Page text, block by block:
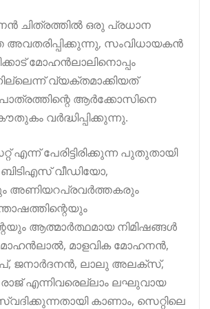
ചിത്രത്തിൽ ഒരു പ്രധാന
അവതരിപ്പിക്കുന്നു, സംവിധായകൻ
മോഹൻലാലിനൊപ്പം
വ്യക്തമാക്കിയത്
ആർക്കോസിനെ
കൗതുകം വർദ്ധിപ്പിക്കുന്നു.
എന്ന് പേരിട്ടിരിക്കുന്ന പുതുതായി
ബിടിഎസ് വീഡിയോ,
അണിയറപ്രവർത്തകരും
ആത്മാർത്ഥമായ നിമിഷങ്ങൾ
മാളവിക മോഹനൻ,
ജനാർദനൻ, ലാലു അലക്സ്,
രാജ് എന്നിവരെല്ലാം ലഘുവായ
കാണാം, സെറ്റിലെ